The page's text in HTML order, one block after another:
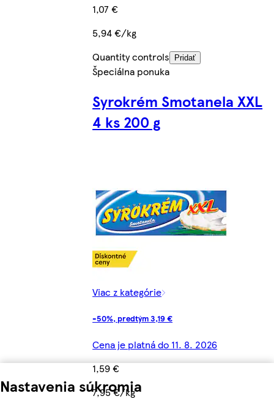
Nastavenia súkromia
1,07 €
5,94 €/kg
Quantity controls
Pridať
Špeciálna ponuka
Syrokrém Smotanela XXL
4 ks 200 g
Viac z kategórie
-50%, predtým 3,19 €
Cena je platná do 11. 8. 2026
1,59 €
7,95 €/kg